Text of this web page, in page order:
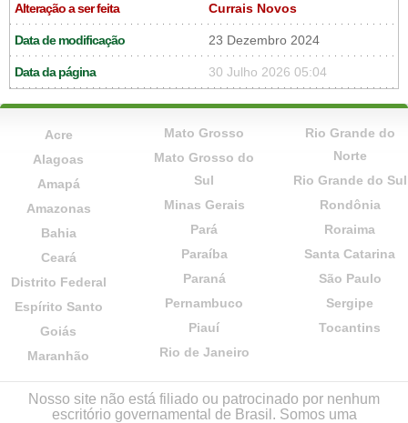
Alteração a ser feita Currais Novos
Data de modificação 23 Dezembro 2024
Data da página 30 Julho 2026 05:04
Acre
Alagoas
Amapá
Amazonas
Bahia
Ceará
Distrito Federal
Espírito Santo
Goiás
Maranhão
Mato Grosso
Mato Grosso do
Sul
Minas Gerais
Pará
Paraíba
Paraná
Pernambuco
Piauí
Rio de Janeiro
Rio Grande do
Norte
Rio Grande do Sul
Rondônia
Roraima
Santa Catarina
São Paulo
Sergipe
Tocantins
Nosso site não está filiado ou patrocinado por nenhum
escritório governamental de Brasil. Somos uma